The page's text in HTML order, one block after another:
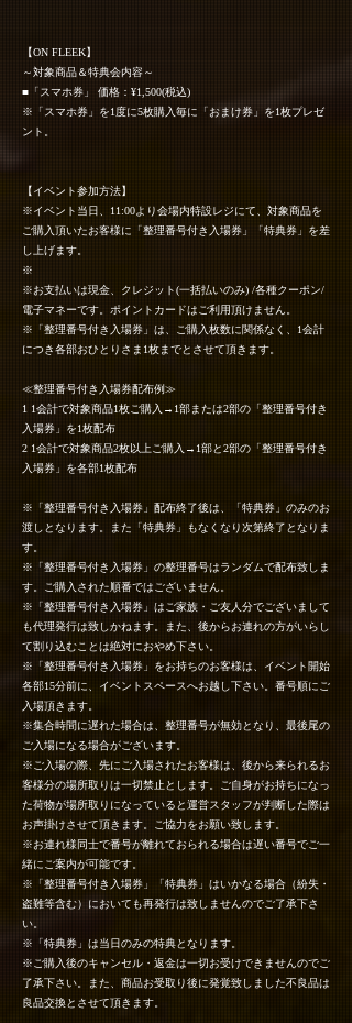
【ON FLEEK】
～対象商品＆特典会内容～
■「スマホ券」 価格：¥1,500(税込)
※「スマホ券」を1度に5枚購入毎に「おまけ券」を1枚プレゼ
ント。
【イベント参加方法】
※イベント当日、11:00より会場内特設レジにて、対象商品を
ご購入頂いたお客様に「整理番号付き入場券」「特典券」を差
し上げます。
※
※お支払いは現金、クレジット(一括払いのみ) /各種クーポン/
電子マネーです。ポイントカードはご利用頂けません。
※「整理番号付き入場券」は、ご購入枚数に関係なく、1会計
につき各部おひとりさま1枚までとさせて頂きます。
≪整理番号付き入場券配布例≫
1 1会計で対象商品1枚ご購入→1部または2部の「整理番号付き
入場券」を1枚配布
2 1会計で対象商品2枚以上ご購入→1部と2部の「整理番号付き
入場券」を各部1枚配布
※「整理番号付き入場券」配布終了後は、「特典券」のみのお
渡しとなります。また「特典券」もなくなり次第終了となりま
す。
※「整理番号付き入場券」の整理番号はランダムで配布致しま
す。ご購入された順番ではございません。
※「整理番号付き入場券」はご家族・ご友人分でございまして
も代理発行は致しかねます。また、後からお連れの方がいらし
て割り込むことは絶対におやめ下さい。
※「整理番号付き入場券」をお持ちのお客様は、イベント開始
各部15分前に、イベントスペースへお越し下さい。番号順にご
入場頂きます。
※集合時間に遅れた場合は、整理番号が無効となり、最後尾の
ご入場になる場合がございます。
※ご入場の際、先にご入場されたお客様は、後から来られるお
客様分の場所取りは一切禁止とします。ご自身がお持ちになっ
た荷物が場所取りになっていると運営スタッフが判断した際は
お声掛けさせて頂きます。ご協力をお願い致します。
※お連れ様同士で番号が離れておられる場合は遅い番号でご一
緒にご案内が可能です。
※「整理番号付き入場券」「特典券」はいかなる場合（紛失・
盗難等含む）においても再発行は致しませんのでご了承下さ
い。
※「特典券」は当日のみの特典となります。
※ご購入後のキャンセル・返金は一切お受けできませんのでご
了承下さい。また、商品お受取り後に発覚致しました不良品は
良品交換とさせて頂きます。